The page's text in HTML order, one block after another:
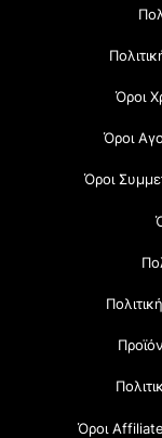
Όροι
Όροι
Όροι
Όροι